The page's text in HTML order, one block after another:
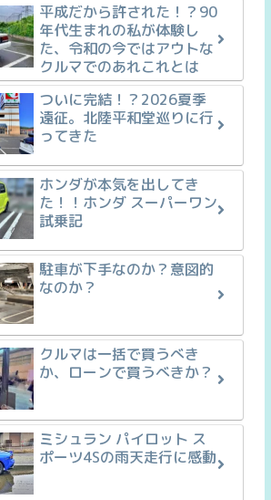
平成だから許された！？90
年代生まれの私が体験し
た、令和の今ではアウトな
クルマでのあれこれとは
ついに完結！？2026夏季
遠征。北陸平和堂巡りに行
ってきた
ホンダが本気を出してき
た！！ホンダ スーパーワン
試乗記
駐車が下手なのか？意図的
なのか？
クルマは一括で買うべき
か、ローンで買うべきか？
ミシュラン パイロット ス
ポーツ4Sの雨天走行に感動